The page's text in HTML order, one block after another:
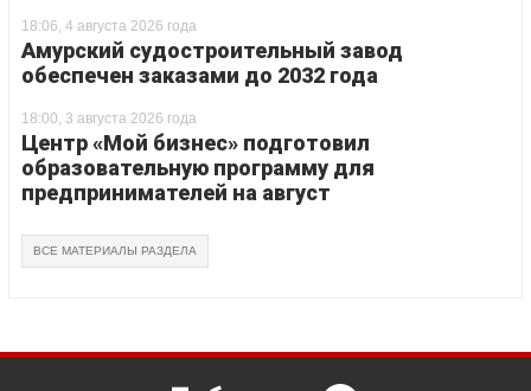
18:06, 4 августа 2026 года
Амурский судостроительный завод
обеспечен заказами до 2032 года
18:00, 3 августа 2026 года
Центр «Мой бизнес» подготовил
образовательную программу для
предпринимателей на август
ВСЕ МАТЕРИАЛЫ РАЗДЕЛА